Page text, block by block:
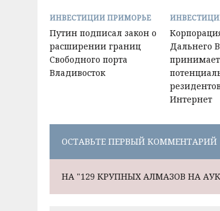
ИНВЕСТИЦИИ ПРИМОРЬЕ
Путин подписал закон о
расширении границ
Свободного порта
Владивосток
Дальнего
Интернет
ОСТАВЬТЕ ПЕРВЫЙ КОММЕНТАРИЙ
НА "129 КРУПНЫХ АЛМАЗОВ НА